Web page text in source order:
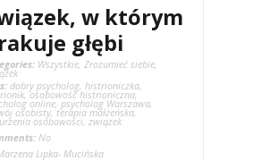
w którym
głębi
Wszystkie, Zrozumieć siebie,
dobry psycholog, histrioniczka,
,osobowość histrioniczna,
online, psycholog Warszawa,
osobisty,terapia małżeńska,
osobowości, związek
No
Lipka- Mucińska